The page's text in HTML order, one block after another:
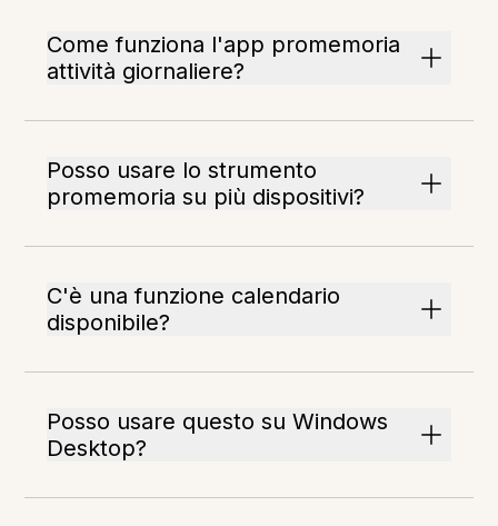
Come funziona l'app promemoria
attività giornaliere?
Posso usare lo strumento
promemoria su più dispositivi?
C'è una funzione calendario
disponibile?
Posso usare questo su Windows
Desktop?